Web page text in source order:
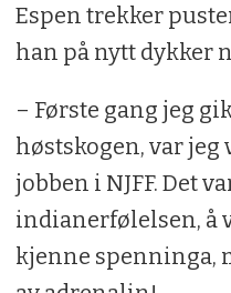
Espen trekker
han på nytt dykker
– Første gang jeg
høstskogen, var jeg
jobben i NJFF. Det
indianerfølelsen, å
kjenne spenninga,